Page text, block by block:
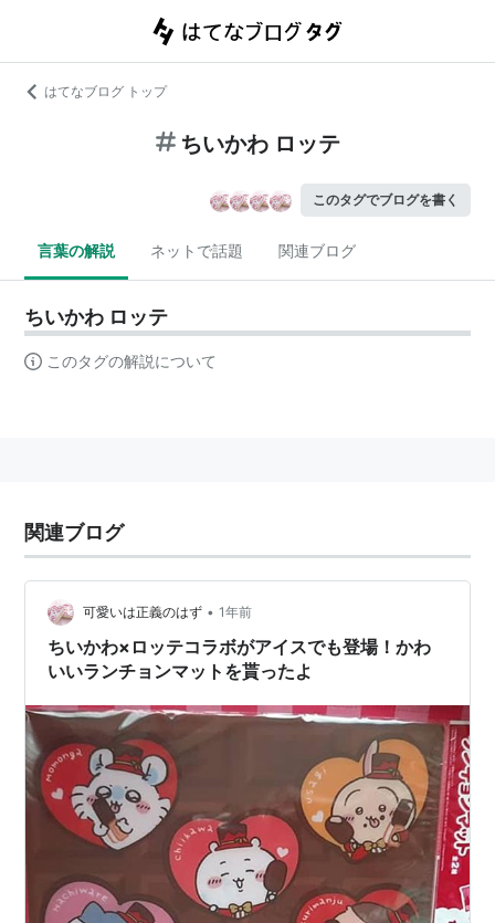
はてなブログ トップ
ちいかわ ロッテ
このタグでブログを書く
言葉の解説 ネットで話題 関連ブログ
ちいかわ ロッテ
このタグの解説について
関連ブログ
可愛いは正義のはず • 1年前
ちいかわ×ロッテコラボがアイスでも登場！かわ
いいランチョンマットを貰ったよ